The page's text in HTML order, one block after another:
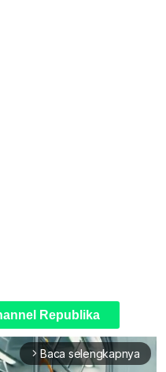
Republika
arrow_forward_ios Baca selengkapnya